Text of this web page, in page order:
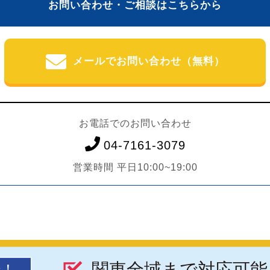
お問い合わせ・ご相談はこちらから
メールでお問い合わせ（無料）
お電話でのお問い合わせ
04-7161-3079
営業時間 平日10:00~19:00